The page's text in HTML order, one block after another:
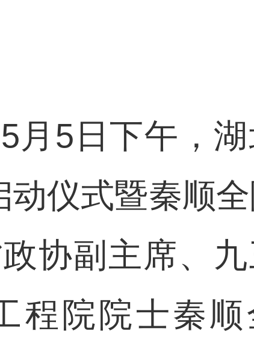
5日下午，湖
动仪式暨秦顺
协副主席、
程院院士秦顺